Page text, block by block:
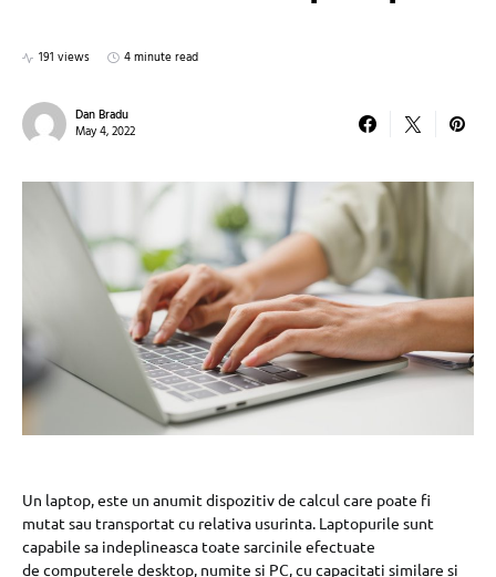
191 views 4 minute read
Dan Bradu
May 4, 2022
Un laptop, este un anumit dispozitiv de calcul care poate fi
mutat sau transportat cu relativa usurinta. Laptopurile sunt
capabile sa indeplineasca toate sarcinile efectuate
de computerele desktop, numite si PC, cu capacitati similare si